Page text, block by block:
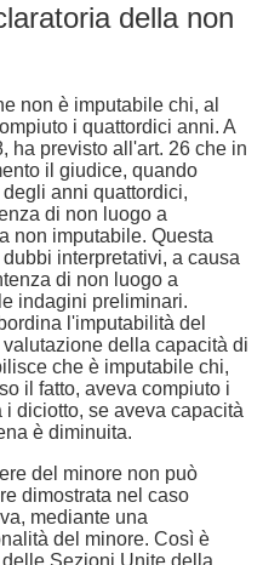
della non
non è imputabile chi, al
i quattordici anni. A
ha previsto all'art. 26 che in
il giudice, quando
anni quattordici,
di non luogo a
non imputabile. Questa
interpretativi, a causa
di non luogo a
indagini preliminari.
l'imputabilità del
della capacità di
che è imputabile chi,
il fatto, aveva compiuto i
diciotto, se aveva capacità
è diminuita.
del minore non può
dimostrata nel caso
mediante una
del minore. Così è